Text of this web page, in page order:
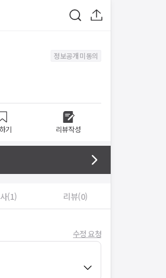
정보공개 미동의
기 리뷰작성
(1) 리뷰(0)
수정 요청